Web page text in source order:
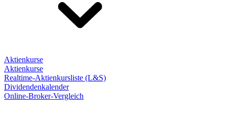
Aktienkurse
Aktienkurse
Realtime-Aktienkursliste (L&S)
Dividendenkalender
Online-Broker-Vergleich